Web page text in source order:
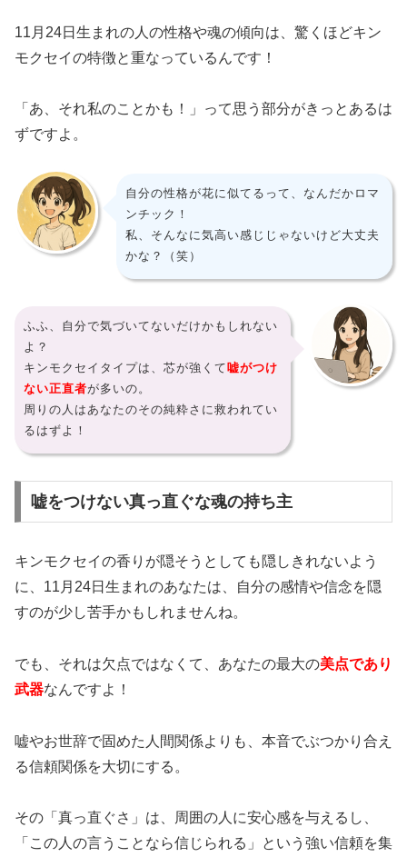
11月24日生まれの人の性格や魂の傾向は、驚くほどキン
モクセイの特徴と重なっているんです！
「あ、それ私のことかも！」って思う部分がきっとあるは
ずですよ。
自分の性格が花に似てるって、なんだかロマ
ンチック！
私、そんなに気高い感じじゃないけど大丈夫
かな？（笑）
ふふ、自分で気づいてないだけかもしれない
よ？
キンモクセイタイプは、芯が強くて嘘がつけ
ない正直者が多いの。
周りの人はあなたのその純粋さに救われてい
るはずよ！
嘘をつけない真っ直ぐな魂の持ち主
キンモクセイの香りが隠そうとしても隠しきれないよう
に、11月24日生まれのあなたは、自分の感情や信念を隠
すのが少し苦手かもしれませんね。
でも、それは欠点ではなくて、あなたの最大の美点であり
武器なんですよ！
嘘やお世辞で固めた人間関係よりも、本音でぶつかり合え
る信頼関係を大切にする。
その「真っ直ぐさ」は、周囲の人に安心感を与えるし、
「この人の言うことなら信じられる」という強い信頼を集